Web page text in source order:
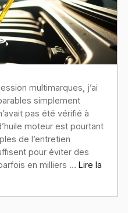
multimarques, j’ai
simplement
pas été vérifié à
moteur est pourtant
de l’entretien
pour éviter des
en milliers …Lire la